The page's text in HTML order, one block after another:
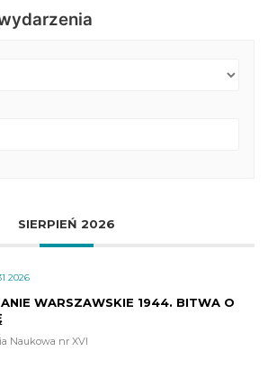
SIERPIEŃ 2026
2026
WARSZAWSKIE 1944. BITWA O
Naukowa nr XVI